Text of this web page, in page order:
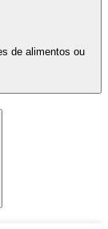
de alimentos ou